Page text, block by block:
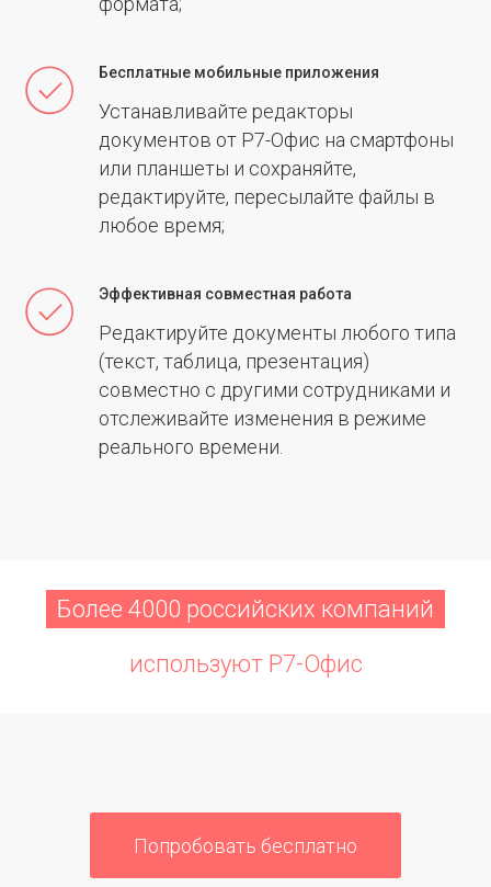
Бесплатные мобильные приложения
Устанавливайте редакторы
документов от Р7-Офис на смартфоны
или планшеты и сохраняйте,
редактируйте, пересылайте файлы в
любое время;
Эффективная совместная работа
Редактируйте документы любого типа
(текст, таблица, презентация)
совместно с другими сотрудниками и
отслеживайте изменения в режиме
реального времени.
Более 4000 российских компаний
используют Р7-Офис
Попробовать бесплатно